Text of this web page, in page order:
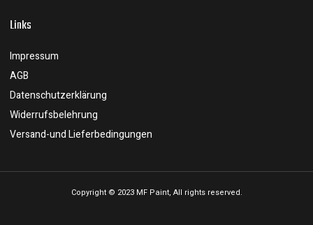
Links
Impressum
AGB
Datenschutzerklärung
Widerrufsbelehrung
Versand-und Lieferbedingungen
Copyright © 2023 MF Paint, All rights reserved.